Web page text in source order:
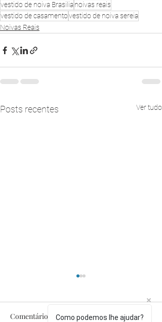
vestido de noiva Brasilianoivas reais
vestido de casamentovestido de noiva sereia
Noivas Reais
Posts recentes Ver tudo
Comentários Como podemos lhe ajudar?